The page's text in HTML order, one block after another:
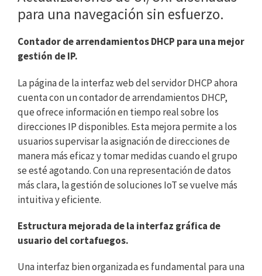
para una navegación sin esfuerzo.
Contador de arrendamientos DHCP para una mejor
gestión de IP.
La página de la interfaz web del servidor DHCP ahora
cuenta con un contador de arrendamientos DHCP,
que ofrece información en tiempo real sobre los
direcciones IP disponibles. Esta mejora permite a los
usuarios supervisar la asignación de direcciones de
manera más eficaz y tomar medidas cuando el grupo
se esté agotando. Con una representación de datos
más clara, la gestión de soluciones IoT se vuelve más
intuitiva y eficiente.
Estructura mejorada de la interfaz gráfica de
usuario del cortafuegos.
Una interfaz bien organizada es fundamental para una